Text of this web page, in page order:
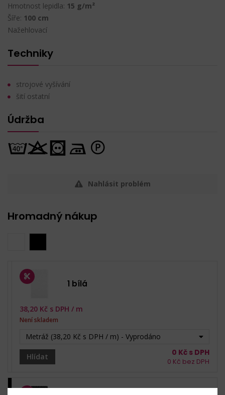
Hmotnost lepidla: 15 g/m²
Šíře: 100 cm
Nažehlovací
Techniky
strojové vyšívání
šití ostatní
Údržba
Nahlásit problém
Hromadný nákup
1 bílá
Metráž (38,20 Kč s DPH / m) - Vyprodáno
Hlídat
38,20 Kč s DPH / m
Není skladem
0 Kč s DPH
0 Kč bez DPH